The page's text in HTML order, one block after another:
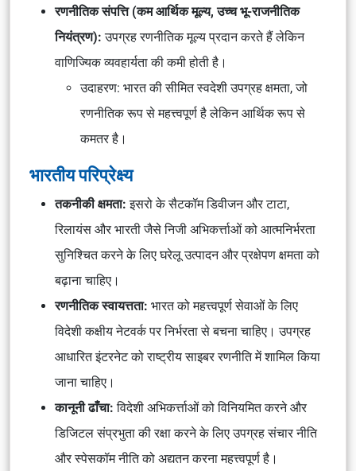
रणनीतिक संपत्ति (कम आर्थिक मूल्य, उच्च भू-राजनीतिक
नियंत्रण):उपग्रह रणनीतिक मूल्य प्रदान करते हैं लेकिन
वाणिज्यिक व्यवहार्यता की कमी होती है।
उदाहरण: भारत की सीमित स्वदेशी उपग्रह क्षमता, जो
रणनीतिक रूप से महत्त्वपूर्ण है लेकिन आर्थिक रूप से
कमतर है।
भारतीय परिप्रेक्ष्य
तकनीकी क्षमता:इसरो के सैटकॉम डिवीजन और टाटा,
रिलायंस और भारती जैसे निजी अभिकर्त्ताओं को आत्मनिर्भरता
सुनिश्चित करने के लिए घरेलू उत्पादन और प्रक्षेपण क्षमता को
बढ़ाना चाहिए।
रणनीतिक स्वायत्तता: भारत को महत्त्वपूर्ण सेवाओं के लिए
विदेशी कक्षीय नेटवर्क पर निर्भरता से बचना चाहिए। उपग्रह
आधारित इंटरनेट को राष्ट्रीय साइबर रणनीति में शामिल किया
जाना चाहिए।
कानूनी ढाँचा:विदेशी अभिकर्त्ताओं को विनियमित करने और
डिजिटल संप्रभुता की रक्षा करने के लिए उपग्रह संचार नीति
और स्पेसकॉम नीति को अद्यतन करना महत्त्वपूर्ण है।